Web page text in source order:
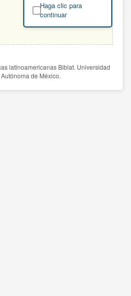
Haga clic para
continuar
latinoamericanas Biblat. Universidad
de México.